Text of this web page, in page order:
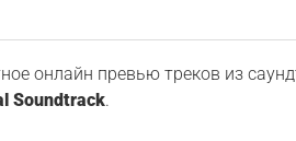
онлайн превью треков из
Soundtrack.